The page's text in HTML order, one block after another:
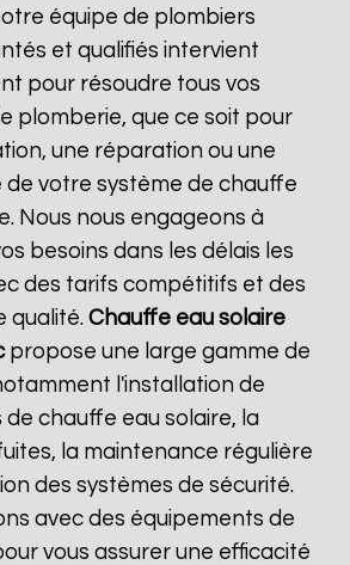
équipe de plombiers
et qualifiés intervient
pour résoudre tous vos
plomberie, que ce soit pour
une réparation ou une
de votre système de chauffe
Nous nous engageons à
besoins dans les délais les
des tarifs compétitifs et des
qualité. Chauffe eau solaire
propose une large gamme de
l'installation de
de chauffe eau solaire, la
la maintenance régulière
des systèmes de sécurité.
avec des équipements de
vous assurer une efficacité